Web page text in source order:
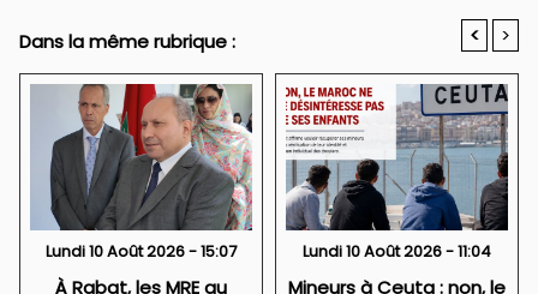
Dans la même rubrique : < >
Lundi 10 Août 2026 - 15:07
À Rabat, les MRE au
Lundi 10 Août 2026 - 11:04
Mineurs à Ceuta : non, le